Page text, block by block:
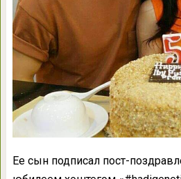
Ее сын подписал пост-